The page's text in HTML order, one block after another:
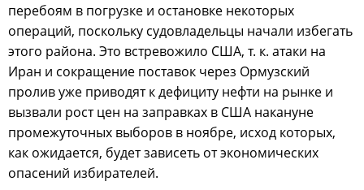
перебоям в погрузке и остановке некоторых
операций, поскольку судовладельцы начали избегать
этого района. Это встревожило США, т. к. атаки на
Иран и сокращение поставок через Ормузский
пролив уже приводят к дефициту нефти на рынке и
вызвали рост цен на заправках в США накануне
промежуточных выборов в ноябре, исход которых,
как ожидается, будет зависеть от экономических
опасений избирателей.